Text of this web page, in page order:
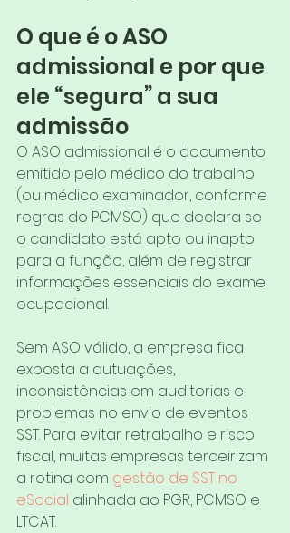
O que é o ASO
admissional e por que
ele “segura” a sua
admissão
O ASO admissional é o documento
emitido pelo médico do trabalho
(ou médico examinador, conforme
regras do PCMSO) que declara se
o candidato está apto ou inapto
para a função, além de registrar
informações essenciais do exame
ocupacional.
Sem ASO válido, a empresa fica
exposta a autuações,
inconsistências em auditorias e
problemas no envio de eventos
SST. Para evitar retrabalho e risco
fiscal, muitas empresas terceirizam
a rotina com gestão de SST no
eSocial alinhada ao PGR, PCMSO e
LTCAT.